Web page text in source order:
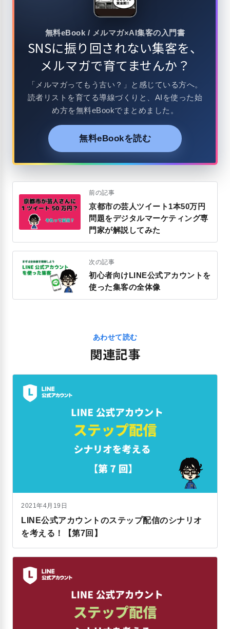
無料eBook / メルマガ×AI集客の入門書
SNSに振り回されない集客を、
メルマガで育てませんか？
「メルマガってもう古い？」と感じている方へ。
読者リストを育てる導線づくりと、AIを使った始
め方を無料eBookでまとめました。
無料eBookを読む
前の記事
京都市の芸人ツイート1本50万円
問題をデジタルマーケティング専
門家が解説してみた
次の記事
初心者向けLINE公式アカウントを
使った集客の全体像
あわせて読む
関連記事
2021年4月19日
LINE公式アカウントのステップ配信のシナリオ
を考える！【第7回】